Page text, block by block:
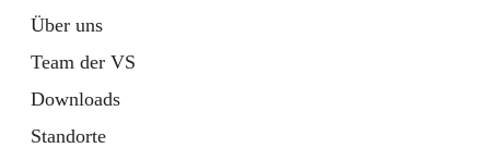
Über uns
Team der VS
Downloads
Standorte